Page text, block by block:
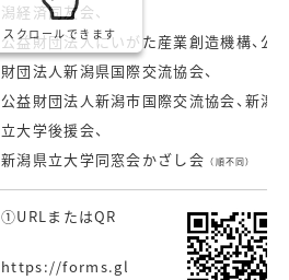
潟経済同友会、
公益財団法人にいがた産業創造機構、公
財団法人新潟県国際交流協会、
公益財団法人新潟市国際交流協会、新潟
立大学後援会、
新潟県立大学同窓会かざし会 （順不同）
①URLまたはQR
https://forms.gl
スクロールできます